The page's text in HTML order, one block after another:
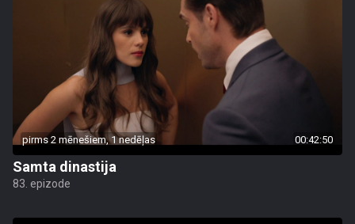
pirms 2 mēnešiem, 1 nedēļas 00:42:50
Samta dinastija
83. epizode